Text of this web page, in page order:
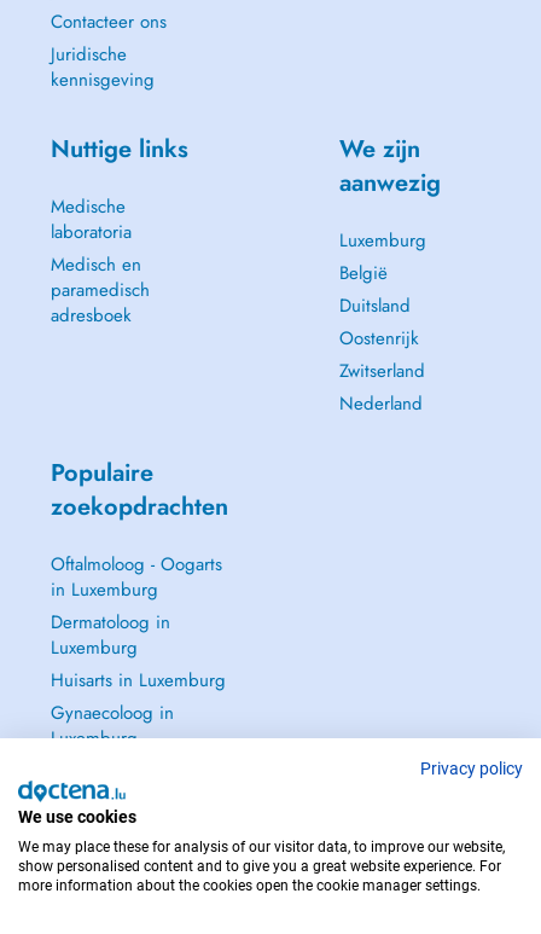
Contacteer ons
Juridische
kennisgeving
Nuttige links
Medische
laboratoria
Medisch en
paramedisch
adresboek
We zijn
aanwezig
Luxemburg
België
Duitsland
Oostenrijk
Zwitserland
Nederland
Populaire
zoekopdrachten
Oftalmoloog - Oogarts
in Luxemburg
Dermatoloog in
Luxemburg
Huisarts in Luxemburg
Gynaecoloog in
Luxemburg
NEEM IN GEVAL VAN NOOD CONTACT OP MET : 112
Privacy policy
We use cookies
We may place these for analysis of our visitor data, to improve our website,
show personalised content and to give you a great website experience. For
more information about the cookies open the cookie manager settings.